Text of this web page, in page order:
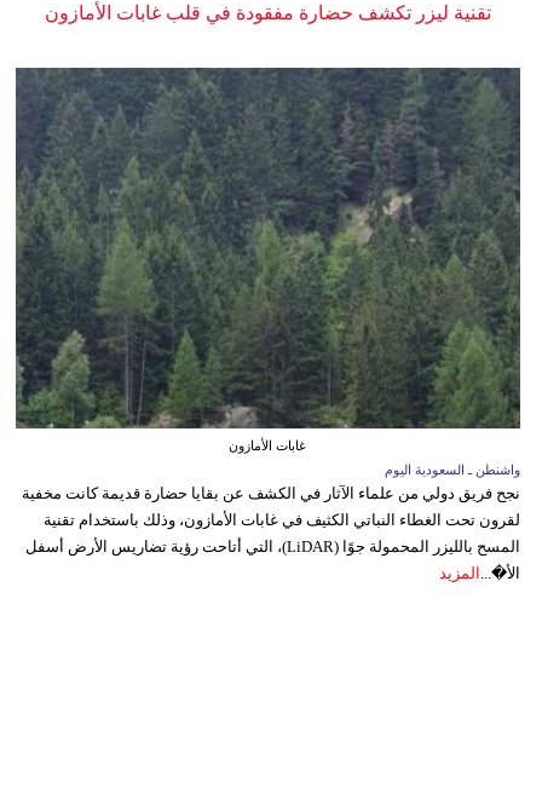
تقنية ليزر تكشف حضارة مفقودة في قلب غابات الأمازون
غابات الأمازون
واشنطن ـ السعودية اليوم
نجح فريق دولي من علماء الآثار في الكشف عن بقايا حضارة قديمة كانت مخفية
لقرون تحت الغطاء النباتي الكثيف في غابات الأمازون، وذلك باستخدام تقنية
المسح بالليزر المحمولة جوًا (LiDAR)، التي أتاحت رؤية تضاريس الأرض أسفل
الأ�... المزيد